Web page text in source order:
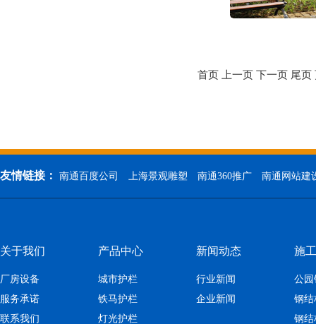
首页 上一页 下一页 尾页
友情链接： 南通百度公司 上海景观雕塑 南通360推广 南通网站建
关于我们
厂房设备
服务承诺
联系我们
产品中心
城市护栏
铁马护栏
灯光护栏
新闻动态
行业新闻
企业新闻
施
公园
钢结
钢结